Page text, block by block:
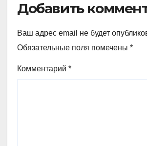
Добавить
Ваш адрес email не будет
Обязательные поля помечены *
Комментарий *